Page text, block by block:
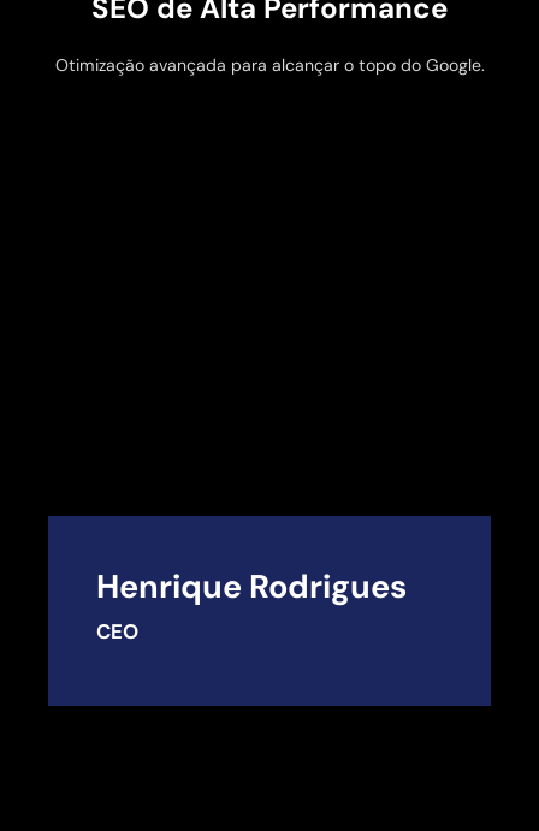
SEO de Alta Performance
Otimização avançada para alcançar o topo do Google.
Henrique Rodrigues
CEO